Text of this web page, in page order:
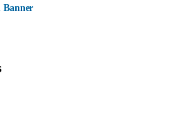
Banner